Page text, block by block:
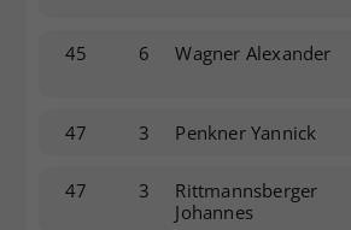
45 6 Wagner Alexander
47 3 Penkner Yannick
47 3
Rittmannsberger
Johannes